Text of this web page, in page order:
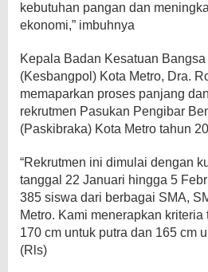
kebutuhan pangan dan
ekonomi,” imbuhnya
Kepala Badan Kesatuan
(Kesbangpol) Kota Metro, Dra.
memaparkan proses panjang
rekrutmen Pasukan Pengibar
(Paskibraka) Kota Metro tahun
“Rekrutmen ini dimulai dengan
tanggal 22 Januari hingga 5
385 siswa dari berbagai SMA,
Metro. Kami menerapkan kriteria
170 cm untuk putra dan 165 cm
(Rls)